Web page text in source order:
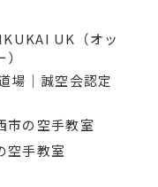
UK（オッ
場｜誠空会認定
市の空手教室
空手教室